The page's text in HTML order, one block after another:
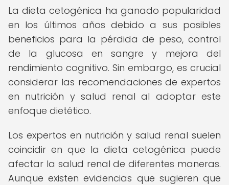
La dieta cetogénica ha ganado popularidad
en los últimos años debido a sus posibles
beneficios para la pérdida de peso, control
de la glucosa en sangre y mejora del
rendimiento cognitivo. Sin embargo, es crucial
considerar las recomendaciones de expertos
en nutrición y salud renal al adoptar este
enfoque dietético.
Los expertos en nutrición y salud renal suelen
coincidir en que la dieta cetogénica puede
afectar la salud renal de diferentes maneras.
Aunque existen evidencias que sugieren que